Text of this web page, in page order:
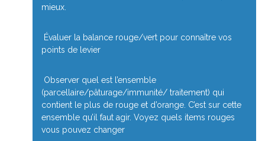
mieux.
Évaluer la balance rouge/vert pour connaître vos
points de levier
Observer quel est l’ensemble
(parcellaire/pâturage/immunité/ traitement) qui
contient le plus de rouge et d’orange. C’est sur cette
ensemble qu’il faut agir. Voyez quels items rouges
vous pouvez changer